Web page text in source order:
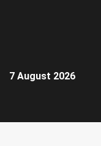
7 August 2026